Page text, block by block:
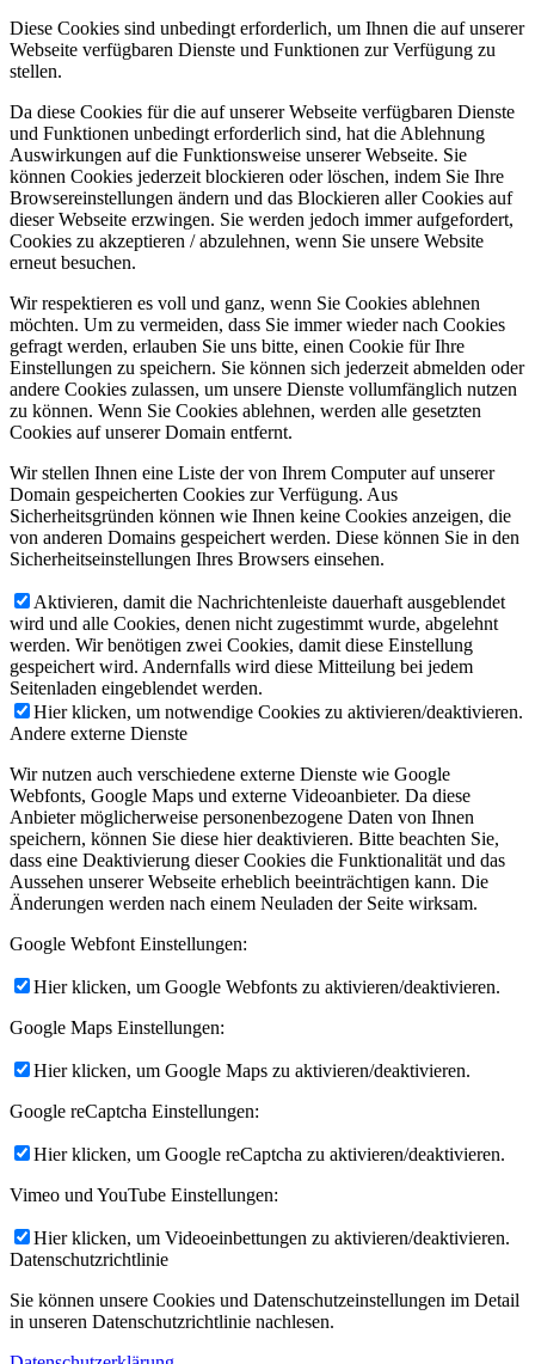
Diese Cookies sind unbedingt erforderlich, um Ihnen die auf unserer
Webseite verfügbaren Dienste und Funktionen zur Verfügung zu
stellen.
Da diese Cookies für die auf unserer Webseite verfügbaren Dienste
und Funktionen unbedingt erforderlich sind, hat die Ablehnung
Auswirkungen auf die Funktionsweise unserer Webseite. Sie
können Cookies jederzeit blockieren oder löschen, indem Sie Ihre
Browsereinstellungen ändern und das Blockieren aller Cookies auf
dieser Webseite erzwingen. Sie werden jedoch immer aufgefordert,
Cookies zu akzeptieren / abzulehnen, wenn Sie unsere Website
erneut besuchen.
Wir respektieren es voll und ganz, wenn Sie Cookies ablehnen
möchten. Um zu vermeiden, dass Sie immer wieder nach Cookies
gefragt werden, erlauben Sie uns bitte, einen Cookie für Ihre
Einstellungen zu speichern. Sie können sich jederzeit abmelden oder
andere Cookies zulassen, um unsere Dienste vollumfänglich nutzen
zu können. Wenn Sie Cookies ablehnen, werden alle gesetzten
Cookies auf unserer Domain entfernt.
Wir stellen Ihnen eine Liste der von Ihrem Computer auf unserer
Domain gespeicherten Cookies zur Verfügung. Aus
Sicherheitsgründen können wie Ihnen keine Cookies anzeigen, die
von anderen Domains gespeichert werden. Diese können Sie in den
Sicherheitseinstellungen Ihres Browsers einsehen.
Aktivieren, damit die Nachrichtenleiste dauerhaft ausgeblendet
wird und alle Cookies, denen nicht zugestimmt wurde, abgelehnt
werden. Wir benötigen zwei Cookies, damit diese Einstellung
gespeichert wird. Andernfalls wird diese Mitteilung bei jedem
Seitenladen eingeblendet werden.
Hier klicken, um notwendige Cookies zu aktivieren/deaktivieren.
Andere externe Dienste
Wir nutzen auch verschiedene externe Dienste wie Google
Webfonts, Google Maps und externe Videoanbieter. Da diese
Anbieter möglicherweise personenbezogene Daten von Ihnen
speichern, können Sie diese hier deaktivieren. Bitte beachten Sie,
dass eine Deaktivierung dieser Cookies die Funktionalität und das
Aussehen unserer Webseite erheblich beeinträchtigen kann. Die
Änderungen werden nach einem Neuladen der Seite wirksam.
Google Webfont Einstellungen:
Hier klicken, um Google Webfonts zu aktivieren/deaktivieren.
Google Maps Einstellungen:
Hier klicken, um Google Maps zu aktivieren/deaktivieren.
Google reCaptcha Einstellungen:
Hier klicken, um Google reCaptcha zu aktivieren/deaktivieren.
Vimeo und YouTube Einstellungen:
Hier klicken, um Videoeinbettungen zu aktivieren/deaktivieren.
Datenschutzrichtlinie
Sie können unsere Cookies und Datenschutzeinstellungen im Detail
in unseren Datenschutzrichtlinie nachlesen.